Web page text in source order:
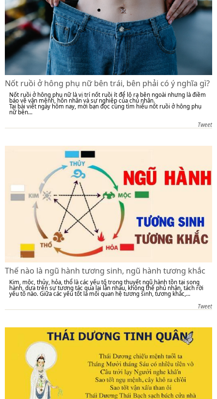
Nốt ruồi ở hông phụ nữ bên trái, bên phải có ý nghĩa gì?
Nốt ruồi ở hông phụ nữ là vị trí nốt ruồi ít để lộ ra bên ngoài nhưng là điềm
báo về vận mệnh, hôn nhân và sự nghiệp của chủ nhân.
Tại bài viết ngày hôm nay, mời bạn đọc cùng tìm hiểu nốt ruồi ở hông phụ
nữ bên...
Tweet
Thế nào là ngũ hành tương sinh, ngũ hành tương khắc
Kim, mộc, thủy, hỏa, thổ là các yếu tố trong thuyết ngũ hành tồn tại song
hành, dựa trên sự tương tác qua lại lẫn nhau, không thể phủ nhận, tách rời
yếu tố nào. Giữa các yếu tốt là mối quan hệ tương sinh, tương khắc,...
Tweet